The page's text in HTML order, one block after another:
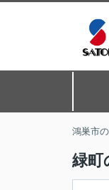
鴻巣市
緑町